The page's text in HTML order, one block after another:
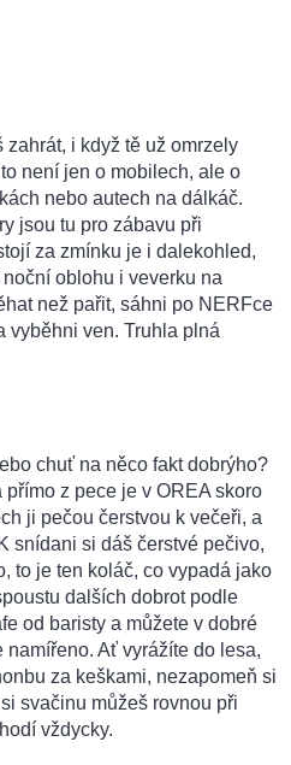
i když tě už omrzely
není jen o mobilech, ale o
nebo autech na dálkáč.
jsou tu pro zábavu při
za zmínku je i dalekohled,
oblohu i veverku na
než pařit, sáhni po NERFce
vyběhni ven. Truhla plná
chuť na něco fakt dobrýho?
z pece je v OREA skoro
ji pečou čerstvou k večeři, a
snídani si dáš čerstvé pečivo,
to je ten koláč, co vypadá jako
dalších dobrot podle
od baristy a můžete v dobré
Ať vyrážíte do lesa,
za keškami, nezapomeň si
svačinu můžeš rovnou při
vždycky.